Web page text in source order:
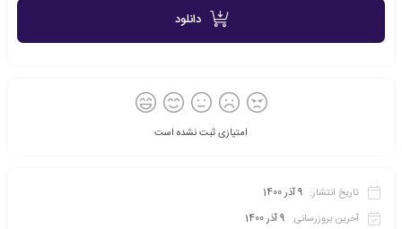
دانلود
امتیازی ثبت نشده است
تاریخ انتشار: 9 آذر 1400
آخرین بروزرسانی: 9 آذر 1400